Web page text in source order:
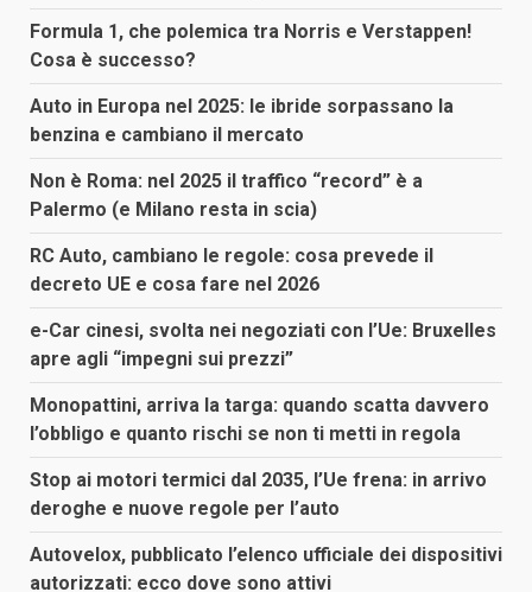
Formula 1, che polemica tra Norris e Verstappen!
Cosa è successo?
Auto in Europa nel 2025: le ibride sorpassano la
benzina e cambiano il mercato
Non è Roma: nel 2025 il traffico “record” è a
Palermo (e Milano resta in scia)
RC Auto, cambiano le regole: cosa prevede il
decreto UE e cosa fare nel 2026
e-Car cinesi, svolta nei negoziati con l’Ue: Bruxelles
apre agli “impegni sui prezzi”
Monopattini, arriva la targa: quando scatta davvero
l’obbligo e quanto rischi se non ti metti in regola
Stop ai motori termici dal 2035, l’Ue frena: in arrivo
deroghe e nuove regole per l’auto
Autovelox, pubblicato l’elenco ufficiale dei dispositivi
autorizzati: ecco dove sono attivi